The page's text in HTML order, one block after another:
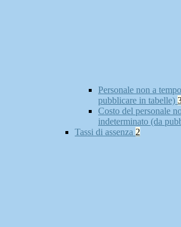
Personale non a
pubblicare in tabelle)
Costo del personale
indeterminato (da
Tassi di assenza 2